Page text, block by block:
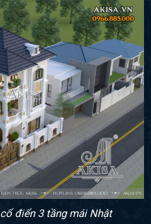
điển 3 tầng mái Nhật